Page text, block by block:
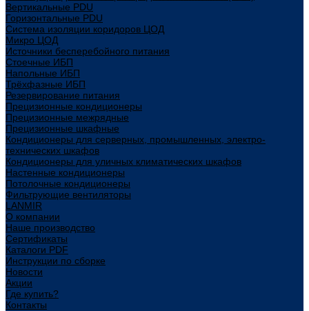
Вертикальные PDU
Горизонтальные PDU
Система изоляции коридоров ЦОД
Микро ЦОД
Источники бесперебойного питания
Стоечные ИБП
Напольные ИБП
Трёхфазные ИБП
Резервирование питания
Прецизионные кондиционеры
Прецизионные межрядные
Прецизионные шкафные
Кондиционеры для серверных, промышленных, электро-
технических шкафов
Кондиционеры для уличных климатических шкафов
Настенные кондиционеры
Потолочные кондиционеры
Фильтрующие вентиляторы
LANMIR
О компании
Наше производство
Сертификаты
Каталоги PDF
Инструкции по сборке
Новости
Акции
Где купить?
Контакты